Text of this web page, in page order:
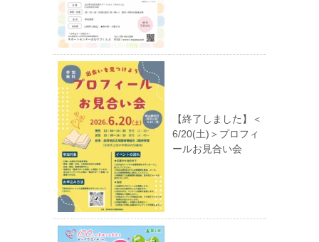
【終了しました】＜
6/20(土)＞プロフィ
ールお見合い会